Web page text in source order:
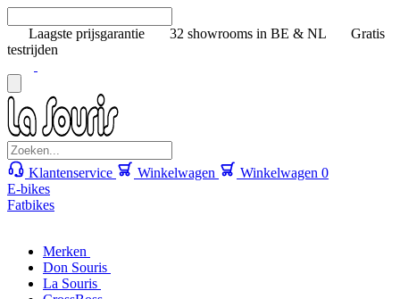
Laagste prijsgarantie 32 showrooms in BE & NL
Gratis
testrijden
Klantenservice Winkelwagen Winkelwagen 0
E-bikes
Fatbikes
Merken
Don Souris
La Souris